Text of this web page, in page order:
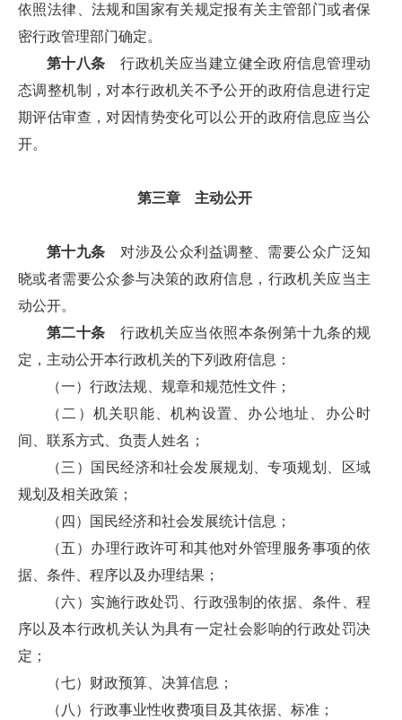
依照法律、法规和国家有关规定报有关主管部门或者保
密行政管理部门确定。
第十八条 行政机关应当建立健全政府信息管理动
态调整机制，对本行政机关不予公开的政府信息进行定
期评估审查，对因情势变化可以公开的政府信息应当公
开。
第三章 主动公开
第十九条 对涉及公众利益调整、需要公众广泛知
晓或者需要公众参与决策的政府信息，行政机关应当主
动公开。
第二十条 行政机关应当依照本条例第十九条的规
定，主动公开本行政机关的下列政府信息：
（一）行政法规、规章和规范性文件；
（二）机关职能、机构设置、办公地址、办公时
间、联系方式、负责人姓名；
（三）国民经济和社会发展规划、专项规划、区域
规划及相关政策；
（四）国民经济和社会发展统计信息；
（五）办理行政许可和其他对外管理服务事项的依
据、条件、程序以及办理结果；
（六）实施行政处罚、行政强制的依据、条件、程
序以及本行政机关认为具有一定社会影响的行政处罚决
定；
（七）财政预算、决算信息；
（八）行政事业性收费项目及其依据、标准；